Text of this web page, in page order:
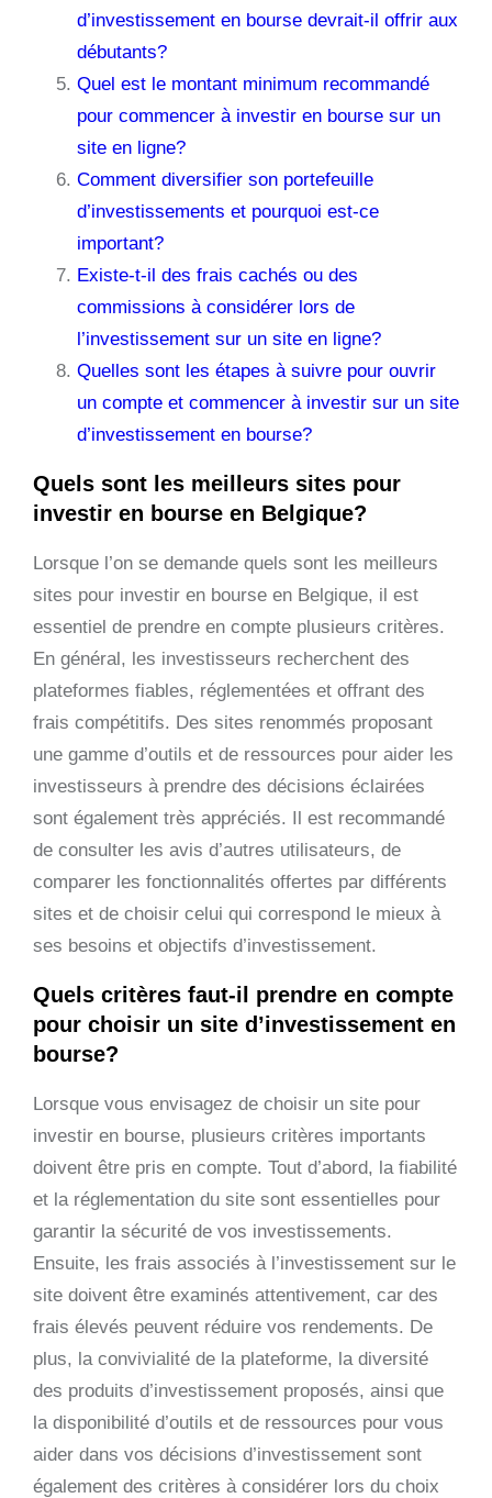
d’investissement en bourse devrait-il offrir aux
débutants?
Quel est le montant minimum recommandé
pour commencer à investir en bourse sur un
site en ligne?
Comment diversifier son portefeuille
d’investissements et pourquoi est-ce
important?
Existe-t-il des frais cachés ou des
commissions à considérer lors de
l’investissement sur un site en ligne?
Quelles sont les étapes à suivre pour ouvrir
un compte et commencer à investir sur un site
d’investissement en bourse?
Quels sont les meilleurs sites pour
investir en bourse en Belgique?
Lorsque l’on se demande quels sont les meilleurs
sites pour investir en bourse en Belgique, il est
essentiel de prendre en compte plusieurs critères.
En général, les investisseurs recherchent des
plateformes fiables, réglementées et offrant des
frais compétitifs. Des sites renommés proposant
une gamme d’outils et de ressources pour aider les
investisseurs à prendre des décisions éclairées
sont également très appréciés. Il est recommandé
de consulter les avis d’autres utilisateurs, de
comparer les fonctionnalités offertes par différents
sites et de choisir celui qui correspond le mieux à
ses besoins et objectifs d’investissement.
Quels critères faut-il prendre en compte
pour choisir un site d’investissement en
bourse?
Lorsque vous envisagez de choisir un site pour
investir en bourse, plusieurs critères importants
doivent être pris en compte. Tout d’abord, la fiabilité
et la réglementation du site sont essentielles pour
garantir la sécurité de vos investissements.
Ensuite, les frais associés à l’investissement sur le
site doivent être examinés attentivement, car des
frais élevés peuvent réduire vos rendements. De
plus, la convivialité de la plateforme, la diversité
des produits d’investissement proposés, ainsi que
la disponibilité d’outils et de ressources pour vous
aider dans vos décisions d’investissement sont
également des critères à considérer lors du choix